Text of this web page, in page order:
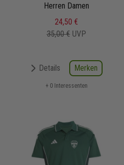
Herren Damen
24,50 €
35,00 € UVP
Details Merken
+ 0 Interessenten